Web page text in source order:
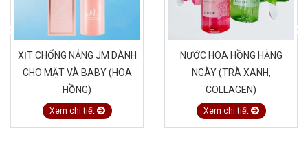
XỊT CHỐNG NẮNG JM DÀNH
CHO MẶT VÀ BABY (HOA
HỒNG)
Xem chi tiết
NƯỚC HOA HỒNG HẰNG
NGÀY (TRÀ XANH,
COLLAGEN)
Xem chi tiết